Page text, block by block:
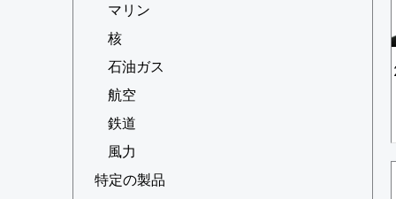
マリン
核
石油ガス
航空
鉄道
風力
特定の製品